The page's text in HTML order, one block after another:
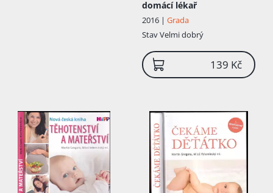
domácí lékař
2016 | Grada
StavVelmi dobrý
139 Kč